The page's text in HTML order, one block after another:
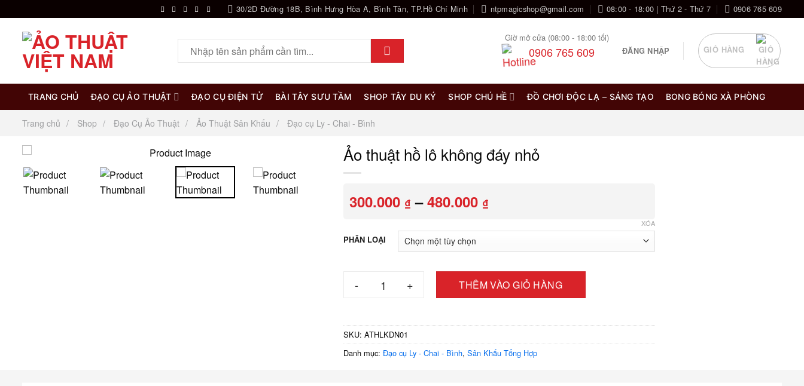
đến
30/2D Đường 18B, Bình Hưng Hòa A, Bình Tân, TP.Hồ Chí Minh ntpmagicshop@gmail.com 08:00 - 18:00 | Thứ 2 - Thứ 7 0906 765 609
kiếm:
Giờ mở cửa (08:00 - 18:00 tối)
0906 765 609 ĐĂNG NHẬP GIỎ HÀNG
TRANG CHỦ ĐẠO CỤ ẢO THUẬT ĐẠO CỤ ĐIỆN TỬ BÀI TÂY SƯU TẦM SHOP TÂY DU KÝ SHOP CHÚ HỀ ĐỒ CHƠI ĐỘC LẠ – SÁNG TẠO BONG BÓNG XÀ PHÒNG
Trang chủ Shop Đạo Cụ Ảo Thuật Ảo Thuật Sân Khấu Đạo cụ Ly - Chai - Bình
Ảo thuật hồ lô không đáy nhỏ
300.000 ₫ – 480.000 ₫Khoảng
giá:
đến
480.000 ₫
PHÂN LOẠI
XÓA
Ảo thuật hồ lô không đáy nhỏ số lượng
THÊM VÀO GIỎ HÀNG
SKU: ATHLKDN01
Danh mục: Đạo cụ Ly - Chai - Bình, Sân Khấu Tổng Hợp